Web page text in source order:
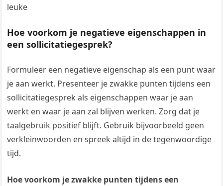
leuke
Hoe voorkom je negatieve eigenschappen in
een sollicitatiegesprek?
Formuleer een negatieve eigenschap als een punt waar
je aan werkt. Presenteer je zwakke punten tijdens een
sollicitatiegesprek als eigenschappen waar je aan
werkt en waar je aan zal blijven werken. Zorg dat je
taalgebruik positief blijft. Gebruik bijvoorbeeld geen
verkleinwoorden en spreek altijd in de tegenwoordige
tijd.
Hoe voorkom je zwakke punten tijdens een